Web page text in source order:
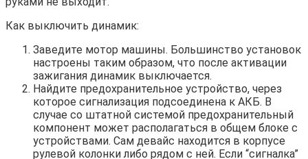
Как выключить динамик:
Заведите мотор машины. Большинство установок
настроены таким образом, что после активации
зажигания динамик выключается.
Найдите предохранительное устройство, через
которое сигнализация подсоединена к АКБ. В
случае со штатной системой предохранительный
компонент может располагаться в общем блоке с
устройствами. Сам девайс находится в корпусе
рулевой колонки либо рядом с ней. Если “сигналка”